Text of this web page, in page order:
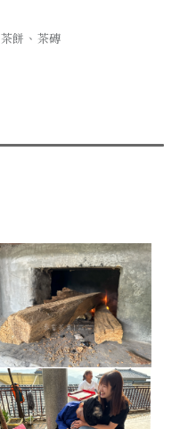
茶餅、茶磚